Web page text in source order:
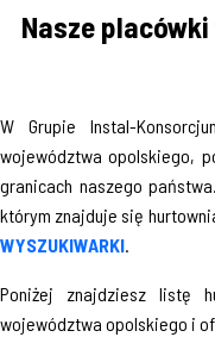
Nasze
W Grupie Instal-
województwa opolskiego,
granicach naszego
którym znajduje się
WYSZUKIWARKI.
Poniżej znajdziesz listę
województwa opolskiego i